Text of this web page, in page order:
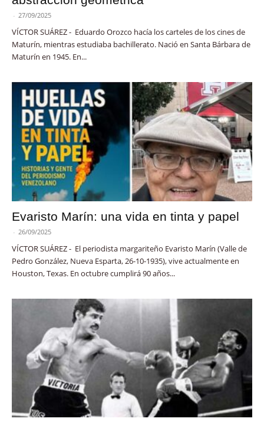
- 27/09/2025
VÍCTOR SUÁREZ - Eduardo Orozco hacía los carteles de los cines de
Maturín, mientras estudiaba bachillerato. Nació en Santa Bárbara de
Maturín en 1945. En...
Evaristo Marín: una vida en tinta y papel
- 26/09/2025
VÍCTOR SUÁREZ - El periodista margariteño Evaristo Marín (Valle de
Pedro González, Nueva Esparta, 26-10-1935), vive actualmente en
Houston, Texas. En octubre cumplirá 90 años...